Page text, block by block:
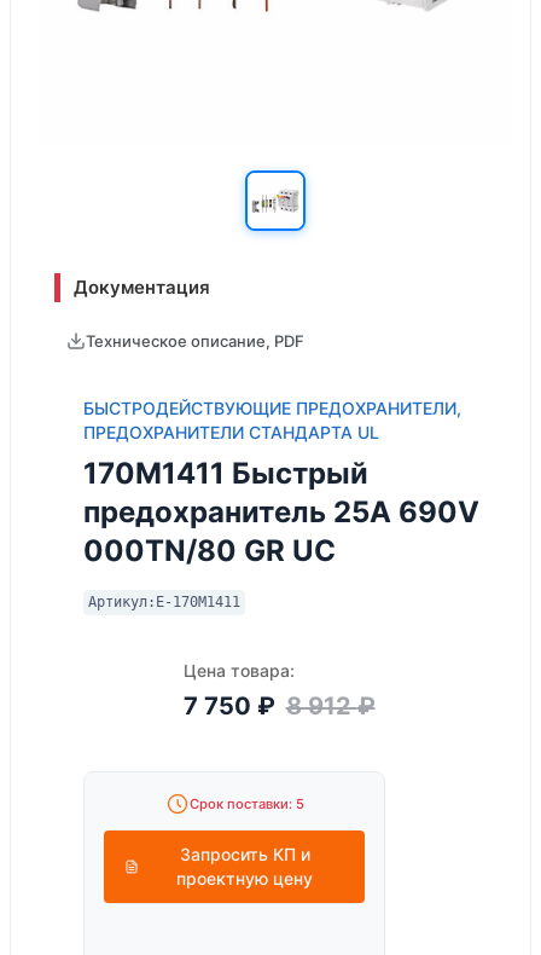
Документация
Техническое описание, PDF
БЫСТРОДЕЙСТВУЮЩИЕ ПРЕДОХРАНИТЕЛИ,
ПРЕДОХРАНИТЕЛИ СТАНДАРТА UL
170M1411 Быстрый
предохранитель 25A 690V
000TN/80 GR UC
Артикул: E-170M1411
Цена товара:
7 750 ₽ 8 912₽
Срок поставки: 5
Запросить КП и
проектную цену